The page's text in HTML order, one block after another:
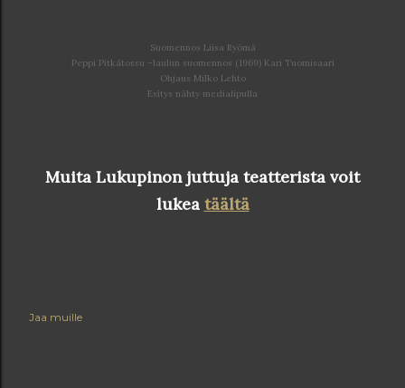
Suomennos Liisa Ryömä
Peppi Pitkätossu –laulun suomennos (1969) Kari Tuomisaari
Ohjaus Milko Lehto
Esitys nähty medialipulla
Muita Lukupinon juttuja teatterista voit
lukea täältä
Jaa muille